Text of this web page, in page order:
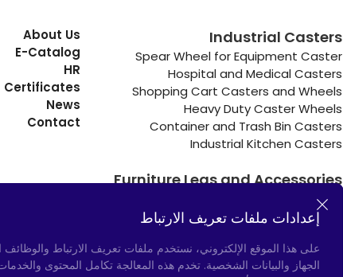
Industrial Casters
Spear Wheel for Equipment Caster
Hospital and Medical Casters
Shopping Cart Casters and Wheels
Heavy Duty Caster Wheels
Container and Trash Bin Casters
Industrial Kitchen Casters
Furniture Legs and Accessories
Connectors
Door Bumpers
About Us
E-Catalog
HR
Certificates
News
Contact
إعدادات ملفات تعريف الارتباط
على هذا الموقع الإلكتروني، نستخدم ملفات تعريف الارتباط والوظائف
الجهاز والبيانات الشخصية. تخدم هذه المعالجة تكامل المحتوى